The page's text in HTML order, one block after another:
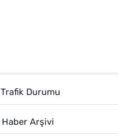
Trafik Durumu
Haber Arşivi